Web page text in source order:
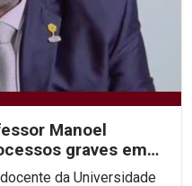
Manoel
graves em
da Universidade